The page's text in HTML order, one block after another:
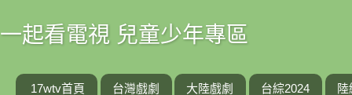
一起看電視 兒童少年專區
17wtv首頁 台灣戲劇 大陸戲劇 台綜2024 陸